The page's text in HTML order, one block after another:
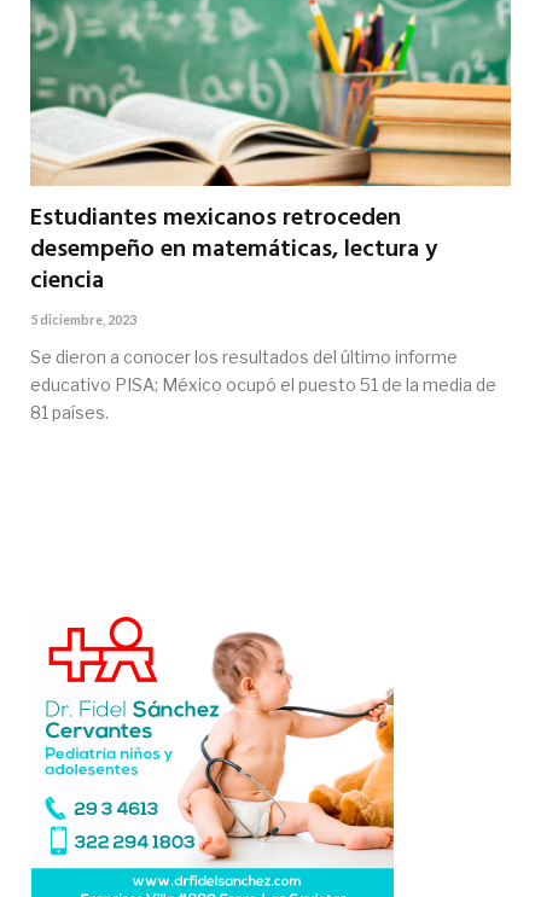
Estudiantes mexicanos retroceden
desempeño en matemáticas, lectura y
ciencia
5 diciembre, 2023
Se dieron a conocer los resultados del último informe
educativo PISA; México ocupó el puesto 51 de la media de
81 países.